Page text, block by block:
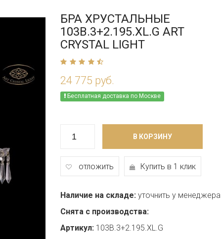
БРА ХРУСТАЛЬНЫЕ
103B.3+2.195.XL.G ART
CRYSTAL LIGHT
24 775 руб.
Бесплатная доставка по Москве
В КОРЗИНУ
отложить Купить в 1 клик
Наличие на складе: уточнить у менеджера
Снята с производства:
Артикул: 103B.3+2.195.XL.G